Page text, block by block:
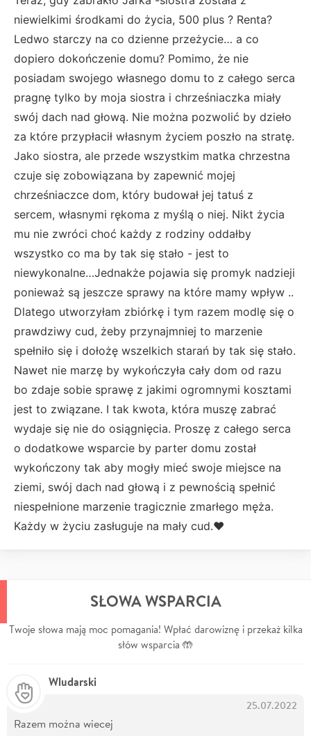
niewielkimi środkami do życia, 500 plus ? Renta?
Ledwo starczy na co dzienne przeżycie… a co
dopiero dokończenie domu? Pomimo, że nie
posiadam swojego własnego domu to z całego serca
pragnę tylko by moja siostra i chrześniaczka miały
swój dach nad głową. Nie można pozwolić by dzieło
za które przypłacił własnym życiem poszło na stratę.
Jako siostra, ale przede wszystkim matka chrzestna
czuje się zobowiązana by zapewnić mojej
chrześniaczce dom, który budował jej tatuś z
sercem, własnymi rękoma z myślą o niej. Nikt życia
mu nie zwróci choć każdy z rodziny oddałby
wszystko co ma by tak się stało - jest to
niewykonalne…Jednakże pojawia się promyk nadzieji
ponieważ są jeszcze sprawy na które mamy wpływ ..
Dlatego utworzyłam zbiórkę i tym razem modlę się o
prawdziwy cud, żeby przynajmniej to marzenie
spełniło się i dołożę wszelkich starań by tak się stało.
Nawet nie marzę by wykończyła cały dom od razu
bo zdaje sobie sprawę z jakimi ogromnymi kosztami
jest to związane. I tak kwota, która muszę zabrać
wydaje się nie do osiągnięcia. Proszę z całego serca
o dodatkowe wsparcie by parter domu został
wykończony tak aby mogły mieć swoje miejsce na
ziemi, swój dach nad głową i z pewnością spełnić
niespełnione marzenie tragicznie zmarłego męża.
Każdy w życiu zasługuje na mały cud.❤️
SŁOWA WSPARCIA
Twoje słowa mają moc pomagania! Wpłać darowiznę i przekaż kilka
słów wsparcia 🤲
Wludarski
25.07.2022
Razem można wiecej